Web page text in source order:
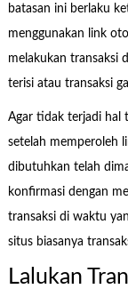
batasan ini berlaku
menggunakan link
melakukan transaksi
terisi atau transaksi
Agar tidak terjadi hal
setelah memperoleh
dibutuhkan telah
konfirmasi dengan
transaksi di waktu
situs biasanya
Lalukan